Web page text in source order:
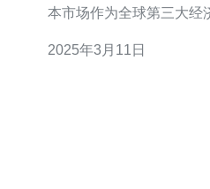
本市场作为全球第三大经
用户的网站，以满足他们的需求。 首先，日
2025年3月11日